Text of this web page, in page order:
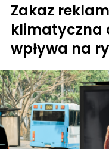
Zakaz
klimatyczna
wpływa na